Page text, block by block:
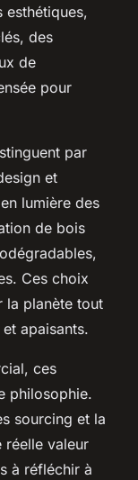
esthétiques,
des
de
pour
par
et
lumière des
de bois
Ces choix
la planète tout
apaisants.
ces
philosophie.
sourcing et la
réelle valeur
à réfléchir à